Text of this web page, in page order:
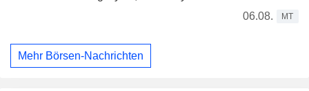
06.08.
MT
Mehr Börsen-Nachrichten